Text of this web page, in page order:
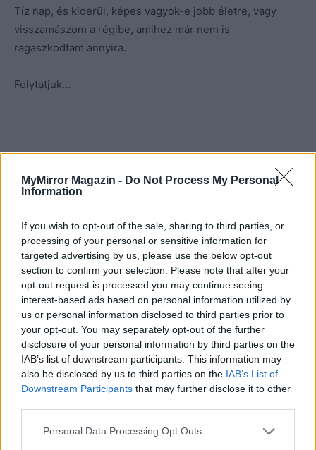
MyMirror Magazin - Do Not Process My Personal
Information
If you wish to opt-out of the sale, sharing to third parties, or
processing of your personal or sensitive information for
targeted advertising by us, please use the below opt-out
section to confirm your selection. Please note that after your
opt-out request is processed you may continue seeing
interest-based ads based on personal information utilized by
us or personal information disclosed to third parties prior to
your opt-out. You may separately opt-out of the further
disclosure of your personal information by third parties on the
IAB’s list of downstream participants. This information may
also be disclosed by us to third parties on the IAB’s List of
Downstream Participants that may further disclose it to other
Personal Data Processing Opt Outs
Tíz nap, és kiderül, képes vagyok-e jobb életre, vagy
visszamászom a régibe, amihez már nem is
ragaszkodtam annyira.
Folytatjuk…
Kép forrása: Pinterest